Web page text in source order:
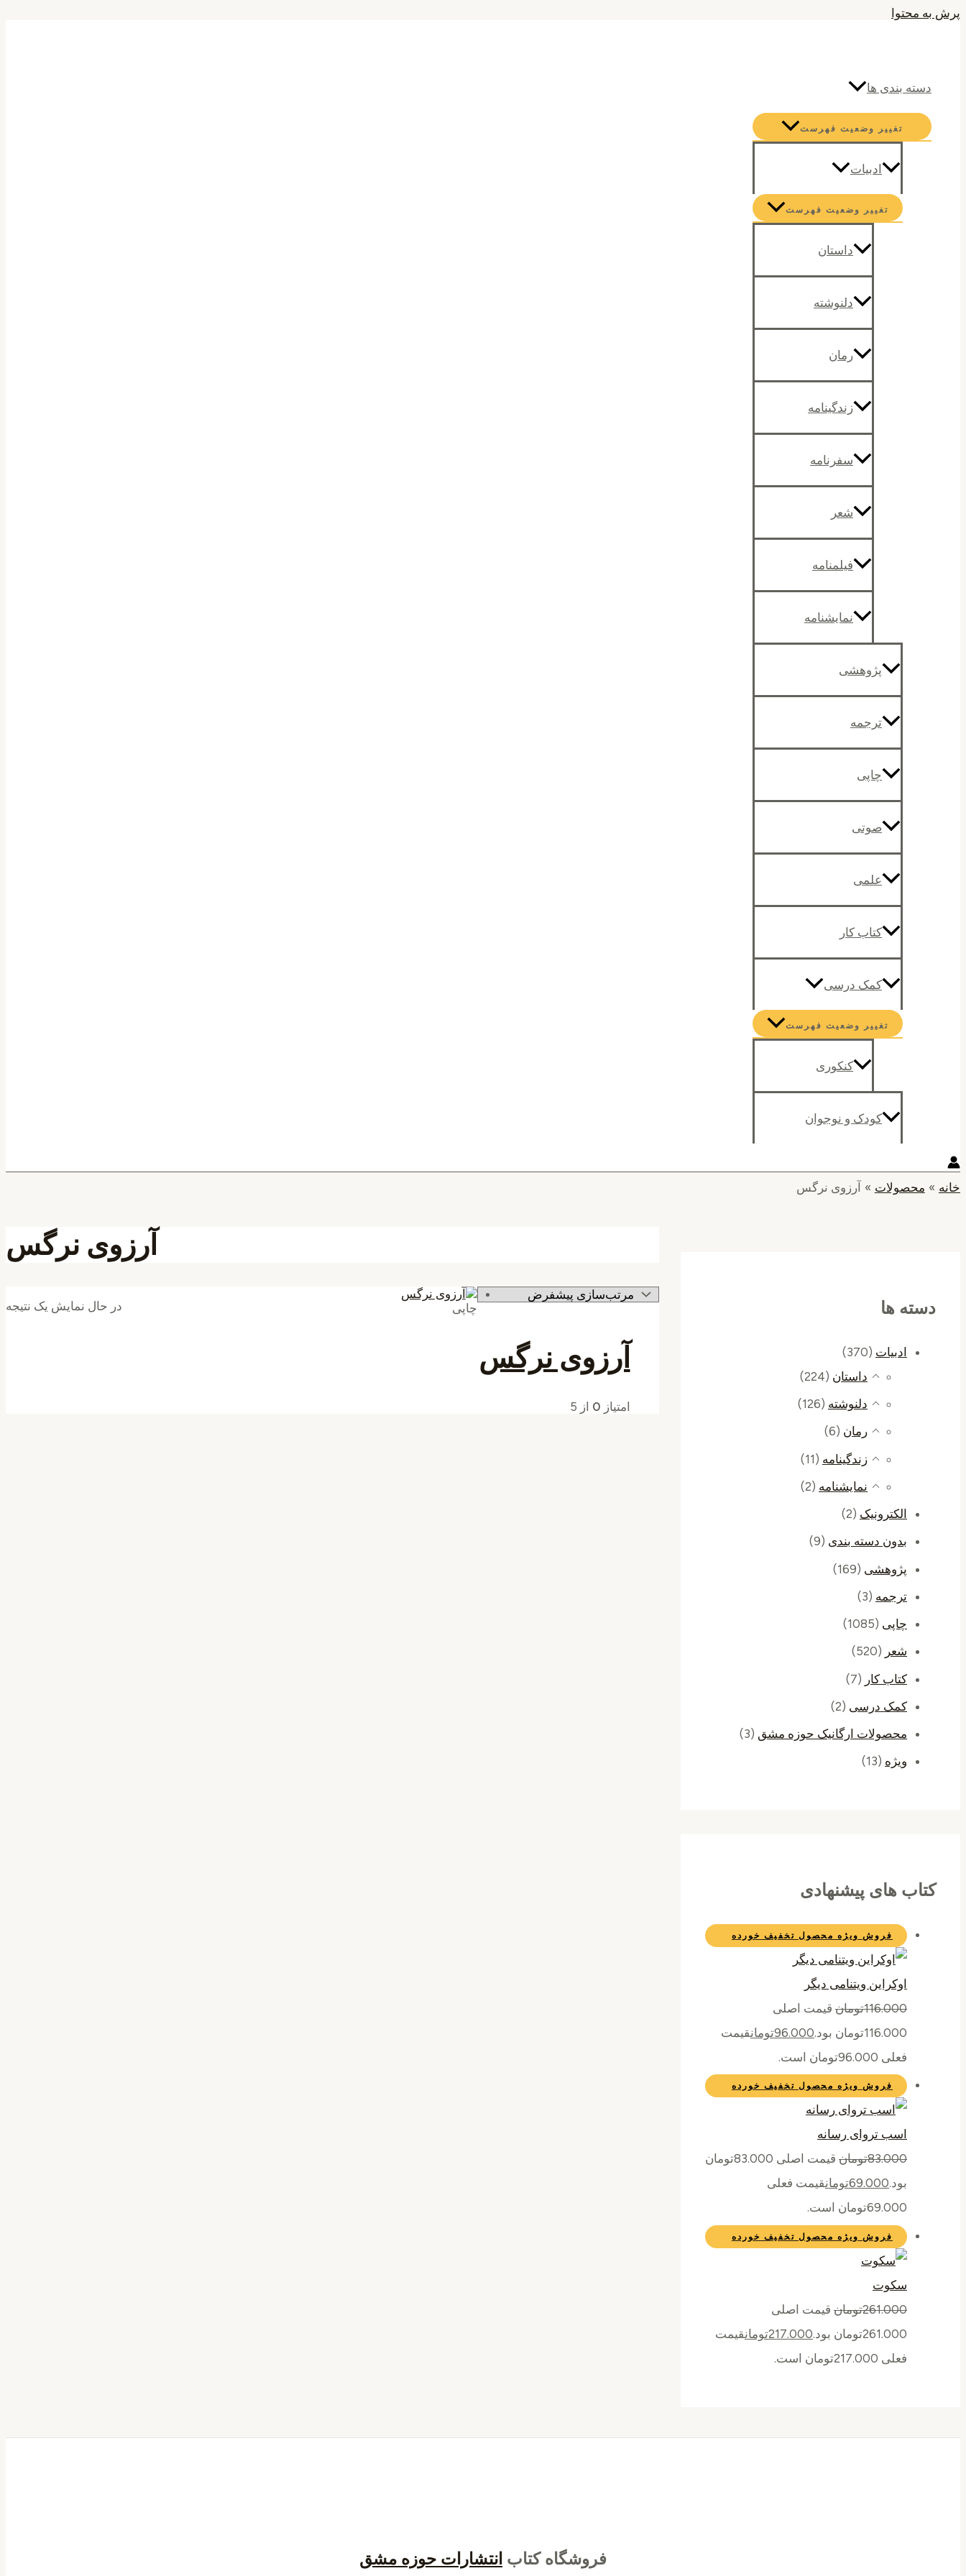
پرش به محتوا
دسته بندی ها
تغییر وضعیت فهرست
ادبیات
تغییر وضعیت فهرست
داستان
دلنوشته
رمان
زندگینامه
سفرنامه
شعر
فیلمنامه
نمایشنامه
پژوهشی
ترجمه
چاپی
صوتی
علمی
کتاب کار
کمک درسی
تغییر وضعیت فهرست
کنکوری
کودک و نوجوان
خانه محصولات آرزوی نرگس
دسته ها
ادبیات (370)
داستان (224)
دلنوشته (126)
رمان (6)
زندگینامه (11)
نمایشنامه (2)
الکترونیک (2)
بدون دسته بندی (9)
پژوهشی (169)
ترجمه (3)
چاپی (1085)
شعر (520)
کتاب کار (7)
کمک درسی (2)
محصولات ارگانیک حوزه مشق (3)
ویژه (13)
کتاب های پیشنهادی
فروش ویژه محصول تخفیف خورده
اوکراین ویتنامی دیگر
116.000تومان قیمت اصلی
116.000تومان بود.
96.000تومانقیمت
فعلی 96.000تومان است.
فروش ویژه محصول تخفیف خورده
اسب تروای رسانه
83.000تومان
قیمت اصلی 83.000تومان
بود.69.000تومانقیمت فعلی
69.000تومان است.
فروش ویژه محصول تخفیف خورده
سکوت
261.000تومان قیمت اصلی
261.000تومان بود.
217.000تومانقیمت
فعلی 217.000تومان است.
آرزوی نرگس
در حال نمایش یک نتیجه چاپی
آرزوی نرگس
امتیاز 0 از 5
فروشگاه کتاب انتشارات حوزه مشق